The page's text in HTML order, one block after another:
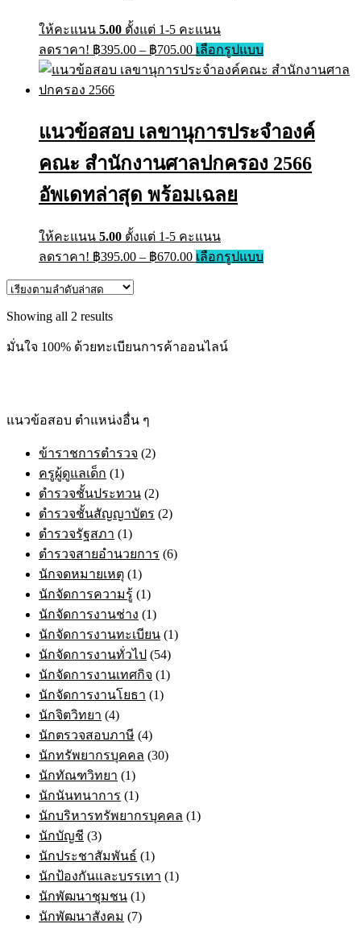
ให้คะแนน 5.00 ตั้งแต่ 1-5 คะแนน
ลดราคา! ฿395.00 – ฿705.00Price
range:
฿395.00
เลือกรูปแบบThis
product
has
options
be
chosen
แนวข้อสอบ เลขานุการประจำองค์
คณะ สำนักงานศาลปกครอง 2566
อัพเดทล่าสุด พร้อมเฉลย
ให้คะแนน 5.00 ตั้งแต่ 1-5 คะแนน
ลดราคา! ฿395.00 – ฿670.00Price
range:
เลือกรูปแบบThis
product
Showing all 2 resultsSorted
latest
มั่นใจ 100% ด้วยทะเบียนการค้าออนไลน์
แนวข้อสอบ ตำแหน่งอื่น ๆ
ข้าราชการตำรวจ (2)
ครูผู้ดูแลเด็ก (1)
ตำรวจชั้นประทวน (2)
ตำรวจชั้นสัญญาบัตร (2)
ตำรวจรัฐสภา (1)
ตำรวจสายอำนวยการ (6)
นักจดหมายเหตุ (1)
นักจัดการความรู้ (1)
นักจัดการงานช่าง (1)
นักจัดการงานทะเบียน (1)
นักจัดการงานทั่วไป (54)
นักจัดการงานเทศกิจ (1)
นักจัดการงานโยธา (1)
นักจิตวิทยา (4)
นักตรวจสอบภาษี (4)
นักทรัพยากรบุคคล (30)
นักทัณฑวิทยา (1)
นักนันทนาการ (1)
นักบริหารทรัพยากรบุคคล (1)
นักบัญชี (3)
นักประชาสัมพันธ์ (1)
นักป้องกันและบรรเทา (1)
นักพัฒนาชุมชน (1)
นักพัฒนาสังคม (7)